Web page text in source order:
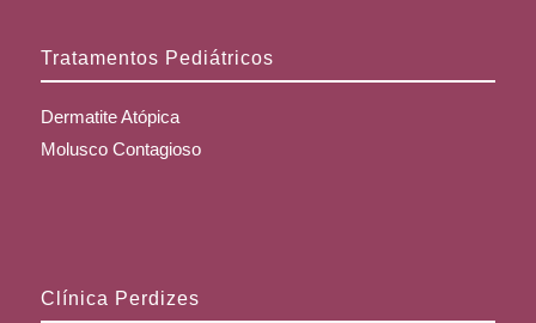
Tratamentos Pediátricos
Dermatite Atópica
Molusco Contagioso
Clínica Perdizes